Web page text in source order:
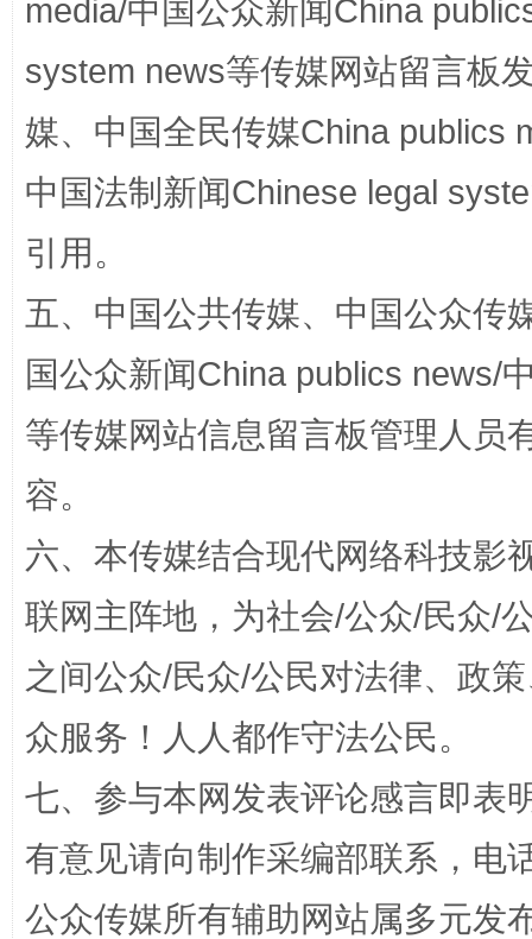
扯下公款旅游的“隐身衣” 如何以
完善运行机制助力责任有效落实
media/中国公众新闻China
system news等传媒网站留言板
媒、中国全民传媒China publics
中国法制新闻Chinese legal
引用。
五、中国公共传媒、中国公众传
国公众新闻China publics news/
等传媒网站信息留言板管理人员
容。
六、本传媒结合现代网络科技影
联网主阵地，为社会/公众/民众/
之间公众/民众/公民对法律、政
众服务！人人都作守法公民。
七、参与本网发表评论感言即表
有意见请向制作采编部联系，电
公众传媒所有辅助网站属多元发